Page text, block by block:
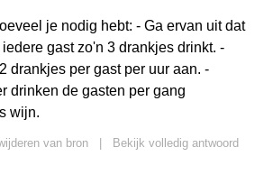
je nodig hebt: - Ga ervan uit dat
gast zo'n 3 drankjes drinkt. -
drankjes per gast per uur aan. -
drinken de gasten per gang
wijn.
van bron
Bekijk volledig antwoord